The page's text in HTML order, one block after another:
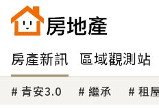
房產新訊 區域觀測站
青安3.0 繼承 租